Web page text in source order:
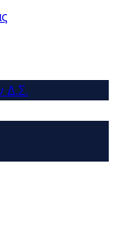
Δ.Σ.